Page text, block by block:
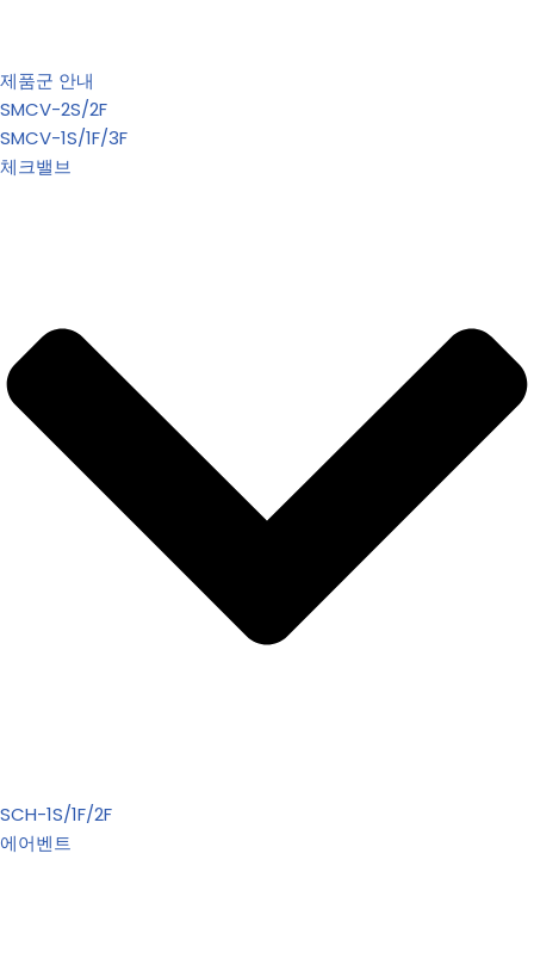
제품군 안내
SMCV-2S/2F
SMCV-1S/1F/3F
체크밸브
SCH-1S/1F/2F
에어벤트